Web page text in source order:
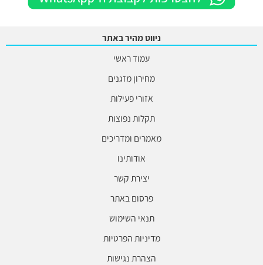
ניווט מהיר באתר
עמוד ראשי
מחירון מזגנים
אזורי פעילות
תקלות נפוצות
מאמרים ומדריכים
אודותינו
יצירת קשר
פרסום באתר
תנאי השימוש
מדיניות הפרטיות
הצהרת נגישות